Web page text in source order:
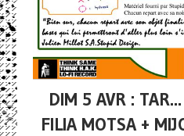
DIM 5 AVR :
FILIA MOTSA +